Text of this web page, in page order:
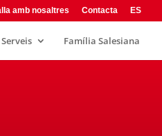
amb nosaltres Contacta ES
Serveis Família Salesiana